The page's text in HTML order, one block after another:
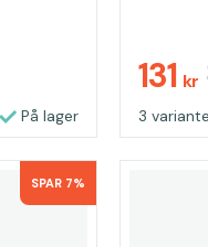
På lager
131 kr
3
SPAR 7%